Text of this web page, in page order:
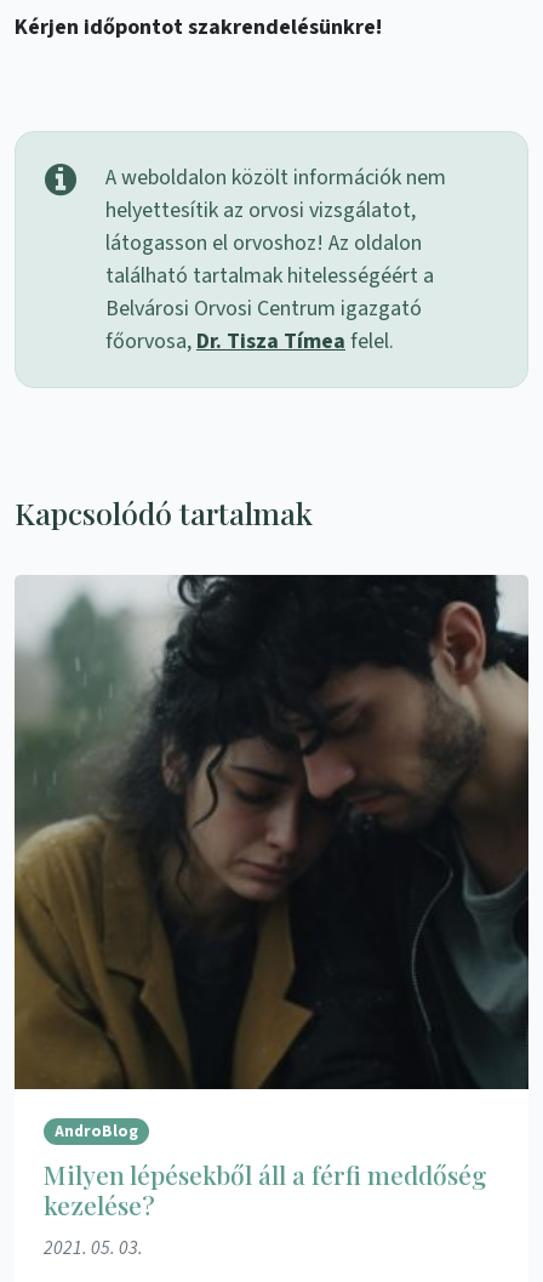
Kérjen időpontot szakrendelésünkre!
A weboldalon közölt információk nem
helyettesítik az orvosi vizsgálatot,
látogasson el orvoshoz! Az oldalon
található tartalmak hitelességéért a
Belvárosi Orvosi Centrum igazgató
főorvosa, Dr. Tisza Tímea felel.
Kapcsolódó tartalmak
AndroBlog
Milyen lépésekből áll a férfi meddőség
kezelése?
2021. 05. 03.